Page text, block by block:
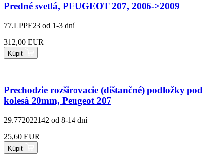
Predné svetlá, PEUGEOT 207, 2006->2009
77.LPPE23 od 1-3 dní
312,00 EUR
Kúpiť
Prechodzie rozširovacie (dištančné) podložky pod
kolesá 20mm, Peugeot 207
29.772022142 od 8-14 dní
25,60 EUR
Kúpiť